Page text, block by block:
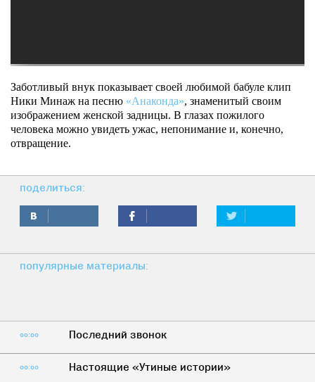
Заботливый внук показывает своей любимой бабуле клип
Ники Минаж на песню «Анаконда», знаменитый своим
изображением женской задницы. В глазах пожилого
человека можно увидеть ужас, непонимание и, конечно,
отвращение.
поделиться:
популярные материалы:
00:00 Последний звонок
00:00 Настоящие «Утиные истории»